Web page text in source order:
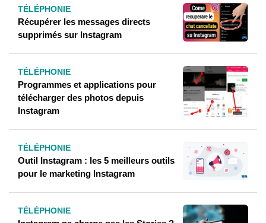
TÉLÉPHONIE
Récupérer les messages directs
supprimés sur Instagram
TÉLÉPHONIE
Programmes et applications pour
télécharger des photos depuis
Instagram
TÉLÉPHONIE
Outil Instagram : les 5 meilleurs outils
pour le marketing Instagram
TÉLÉPHONIE